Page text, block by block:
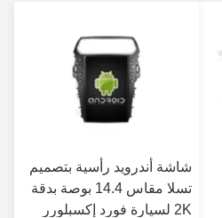
شاشة أندرويد رأسية بتصميم
تسلا مقاس 14.4 بوصة بدقة
2K لسيارة فورد إكسبلورر